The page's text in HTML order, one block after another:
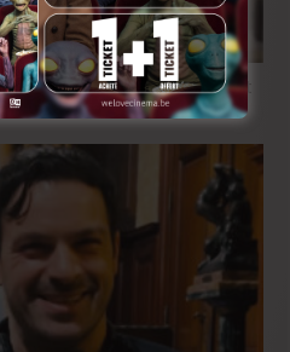
avec Victor Ruprich-Robert